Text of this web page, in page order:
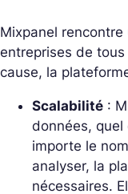
Mixpanel
entreprises de tous
cause, la
Scalabilité :
données, quel
importe le
analyser, la
nécessaires.